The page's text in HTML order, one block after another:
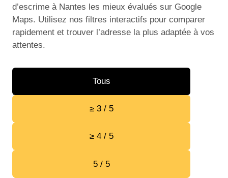
d’escrime à Nantes les mieux évalués sur Google
Maps. Utilisez nos filtres interactifs pour comparer
rapidement et trouver l’adresse la plus adaptée à vos
attentes.
Tous
≥ 3 / 5
≥ 4 / 5
5 / 5